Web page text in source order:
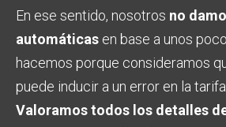
En ese sentido, nosotros no
automáticas en base a unos
hacemos porque consideramos
puede inducir a un error en la
Valoramos todos los detalles